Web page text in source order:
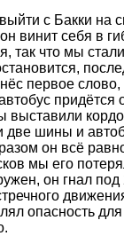
с Бакки на
винит себя в
так что мы
первое
придётся
выставили
две шины и
он всё
мы его
он гнал под
опасность